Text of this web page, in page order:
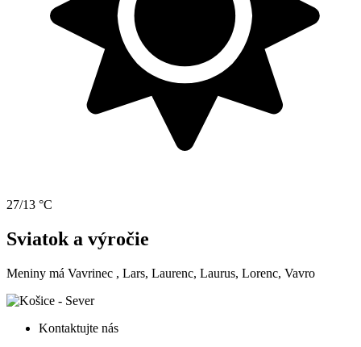
27/13 °C
Sviatok a výročie
Meniny má Vavrinec , Lars, Laurenc, Laurus, Lorenc, Vavro
Kontaktujte nás